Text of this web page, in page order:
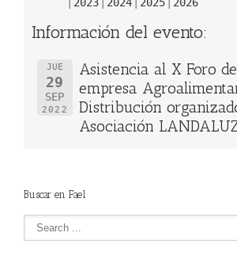
2023 2024 2025 2026
Información del evento:
JUE
29
SEP
2022
Asistencia al X Foro
empresa
Distribución
Asociación
Buscar en Fael